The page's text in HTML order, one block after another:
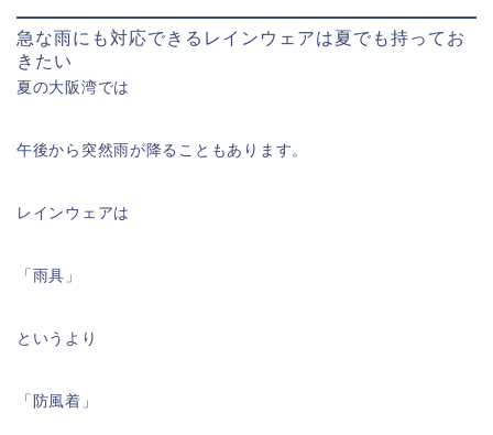
急な雨にも対応できるレインウェアは夏でも持ってお
きたい
夏の大阪湾では
午後から突然雨が降ることもあります。
レインウェアは
「雨具」
というより
「防風着」